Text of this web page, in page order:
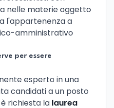
nelle materie oggetto
l'appartenenza a
amministrativo
per essere
esperto in una
candidati a un posto
richiesta la laurea